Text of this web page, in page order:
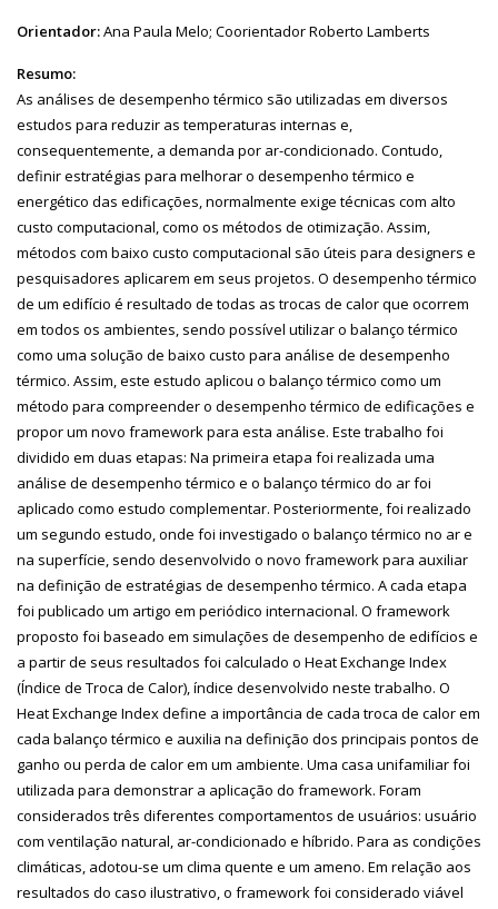
Orientador:Ana Paula Melo; Coorientador Roberto Lamberts
Resumo:
As análises de desempenho térmico são utilizadas em diversos
estudos para reduzir as temperaturas internas e,
consequentemente, a demanda por ar-condicionado. Contudo,
definir estratégias para melhorar o desempenho térmico e
energético das edificações, normalmente exige técnicas com alto
custo computacional, como os métodos de otimização. Assim,
métodos com baixo custo computacional são úteis para designers e
pesquisadores aplicarem em seus projetos. O desempenho térmico
de um edifício é resultado de todas as trocas de calor que ocorrem
em todos os ambientes, sendo possível utilizar o balanço térmico
como uma solução de baixo custo para análise de desempenho
térmico. Assim, este estudo aplicou o balanço térmico como um
método para compreender o desempenho térmico de edificações e
propor um novo framework para esta análise. Este trabalho foi
dividido em duas etapas: Na primeira etapa foi realizada uma
análise de desempenho térmico e o balanço térmico do ar foi
aplicado como estudo complementar. Posteriormente, foi realizado
um segundo estudo, onde foi investigado o balanço térmico no ar e
na superfície, sendo desenvolvido o novo framework para auxiliar
na definição de estratégias de desempenho térmico. A cada etapa
foi publicado um artigo em periódico internacional. O framework
proposto foi baseado em simulações de desempenho de edifícios e
a partir de seus resultados foi calculado o Heat Exchange Index
(Índice de Troca de Calor), índice desenvolvido neste trabalho. O
Heat Exchange Index define a importância de cada troca de calor em
cada balanço térmico e auxilia na definição dos principais pontos de
ganho ou perda de calor em um ambiente. Uma casa unifamiliar foi
utilizada para demonstrar a aplicação do framework. Foram
considerados três diferentes comportamentos de usuários: usuário
com ventilação natural, ar-condicionado e híbrido. Para as condições
climáticas, adotou-se um clima quente e um ameno. Em relação aos
resultados do caso ilustrativo, o framework foi considerado viável